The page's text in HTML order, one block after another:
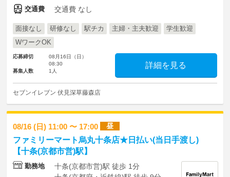
交通費 交通費 なし
面接なし 研修なし 駅チカ 主婦・主夫歓迎
学生歓迎
WワークOK
応募締切
08月16日（日）
08:30
募集人数
1人
詳細を見る
セブンイレブン 伏見深草藤森店
08/16 (日) 11:00 〜 17:00 昼
ファミリーマート烏丸十条店★日払い(当日手渡し)
【十条(京都市営)駅】
勤務地
十条(京都市営)駅 徒歩 1分